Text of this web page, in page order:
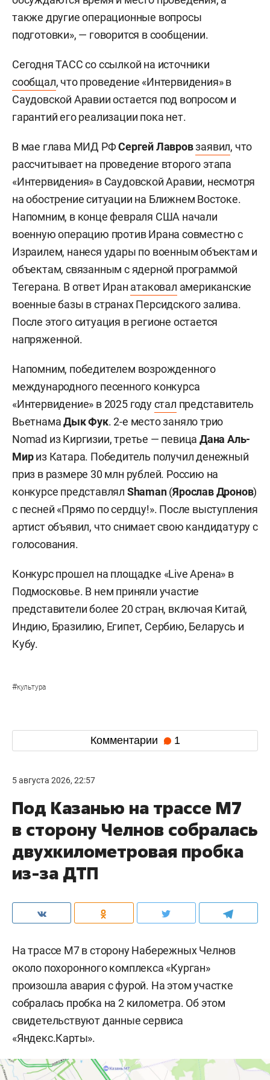
также другие операционные вопросы
подготовки», — говорится в сообщении.
Сегодня ТАСС со ссылкой на источники
сообщал, что проведение «Интервидения» в
Саудовской Аравии остается под вопросом и
гарантий его реализации пока нет.
В мае глава МИД РФСергей Лавровзаявил, что
рассчитывает на проведение второго этапа
«Интервидения» в Саудовской Аравии, несмотря
на обострение ситуации на Ближнем Востоке.
Напомним, в конце февраля США начали
военную операцию против Ирана совместно с
Израилем, нанеся удары по военным объектам и
объектам, связанным с ядерной программой
Тегерана. В ответ Иран атаковал американские
военные базы в странах Персидского залива.
После этого ситуация в регионе остается
напряженной.
Напомним, победителем возрожденного
международного песенного конкурса
«Интервидение» в 2025 годустал представитель
ВьетнамаДык Фук. 2-е место заняло трио
Nomad из Киргизии, третье — певица Дана Аль-
Мириз Катара. Победитель получил денежный
приз в размере 30 млн рублей. Россию на
конкурсе представлял Shaman(Ярослав Дронов)
с песней «Прямо по сердцу!». После выступления
артист объявил, что снимает свою кандидатуру с
голосования.
Конкурс прошел на площадке «Live Арена» в
Подмосковье. В нем приняли участие
представители более 20 стран, включая Китай,
Индию, Бразилию, Египет, Сербию, Беларусь и
Кубу.
#культура
Комментарии 1
5 августа 2026, 22:57
Под Казанью на трассе М7
в сторону Челнов собралась
двухкилометровая пробка
из-за ДТП
На трассе М7 в сторону Набережных Челнов
около похоронного комплекса «Курган»
произошла авария с фурой. На этом участке
собралась пробка на 2 километра. Об этом
свидетельствуют данные сервиса
«Яндекс.Карты».